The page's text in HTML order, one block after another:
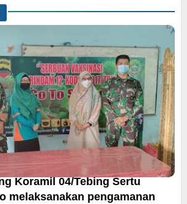
Koramil 04/Tebing Sertu
melaksanakan pengamanan